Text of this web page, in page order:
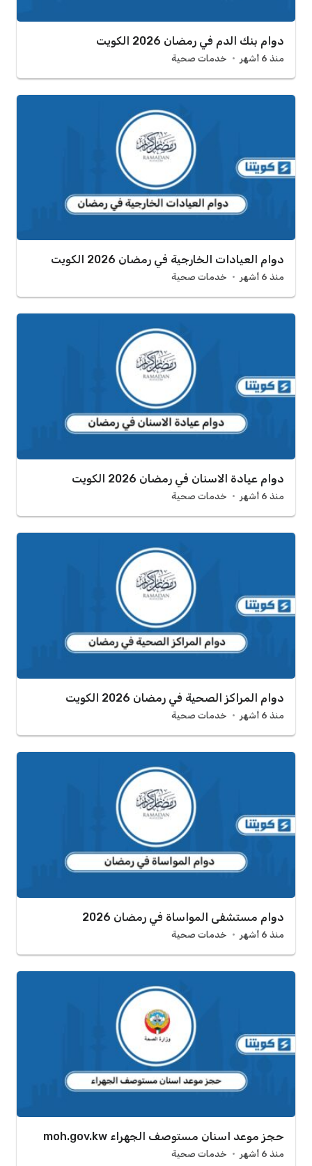
دوام بنك الدم في رمضان 2026 الكويت
منذ 6 أشهر خدمات صحية
دوام العيادات الخارجية في رمضان 2026 الكويت
منذ 6 أشهر خدمات صحية
دوام عيادة الاسنان في رمضان 2026 الكويت
منذ 6 أشهر خدمات صحية
دوام المراكز الصحية في رمضان 2026 الكويت
منذ 6 أشهر خدمات صحية
دوام مستشفى المواساة في رمضان 2026
منذ 6 أشهر خدمات صحية
حجز موعد اسنان مستوصف الجهراء moh.gov.kw
منذ 6 أشهر خدمات صحية